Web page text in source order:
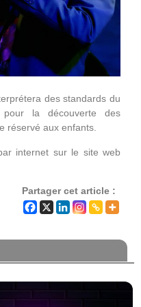
des standards du
la découverte des
réservé aux enfants.
internet sur le site web
Partager cet article :